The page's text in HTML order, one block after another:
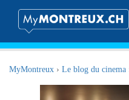
MyMontreux › Le blog du cinema